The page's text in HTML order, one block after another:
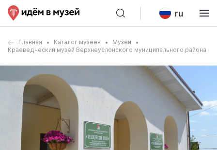
ru
Главная Каталог музеев
Музеи
Краеведческий музей Верхнеуслонского муниципального района